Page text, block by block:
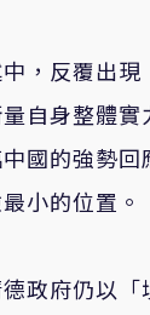
，反覆出現
自身整體實
國的強勢回
小的位置。
政府仍以「